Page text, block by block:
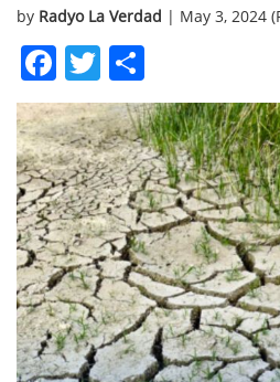
by Radyo La Verdad | May 3, 2024
Facebook
Twitter